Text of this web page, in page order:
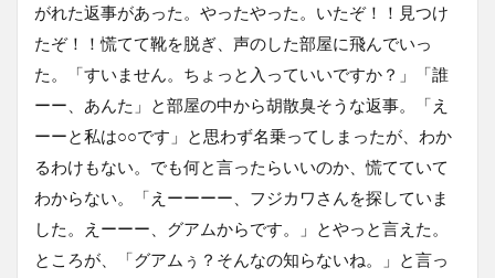
がれた返事があった。やったやった。いたぞ！！見つけ
たぞ！！慌てて靴を脱ぎ、声のした部屋に飛んでいっ
た。「すいません。ちょっと入っていいですか？」「誰
ーー、あんた」と部屋の中から胡散臭そうな返事。「え
ーーと私は○○です」と思わず名乗ってしまったが、わか
るわけもない。でも何と言ったらいいのか、慌てていて
わからない。「えーーーー、フジカワさんを探していま
した。えーーー、グアムからです。」とやっと言えた。
ところが、「グアムぅ？そんなの知らないね。」と言っ